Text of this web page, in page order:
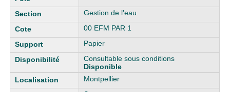
Gestion de l'eau
00 EFM PAR 1
Papier
Consultable sous conditions
Disponible
Montpellier